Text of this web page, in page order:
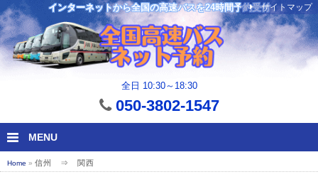
インターネットから全国の高速バスを24時間予約受付
全日 10:30～18:30
050-3802-1547
サイトマップ
MENU
Home » 信州 ⇒ 関西